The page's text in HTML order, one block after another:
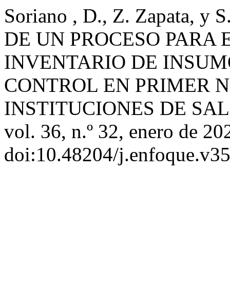
Soriano , D., Z. Zapata, y
DE UN PROCESO PARA
INVENTARIO DE
CONTROL EN PRIMER
INSTITUCIONES DE
vol. 36, n.º 32, enero de
doi:10.48204/